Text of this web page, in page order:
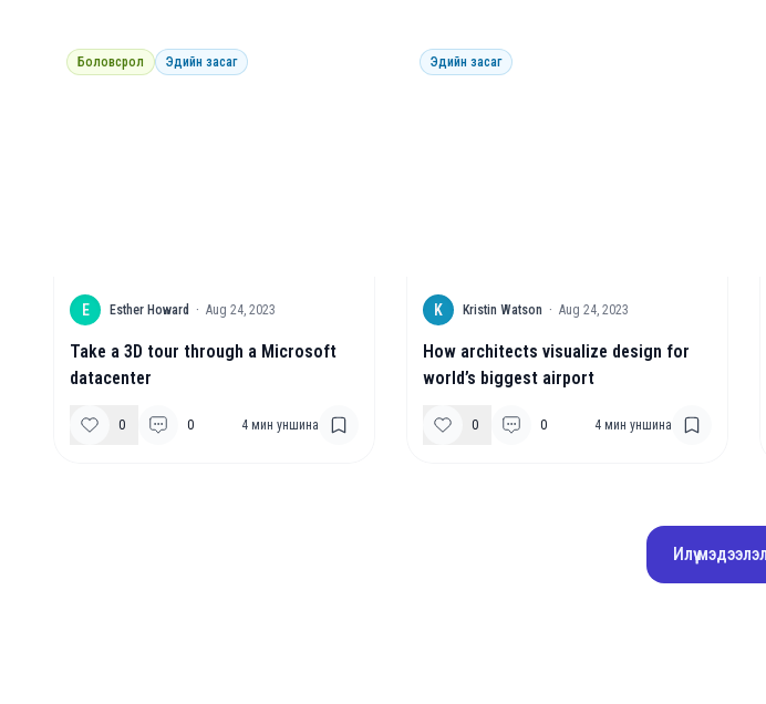
Боловсрол Эдийн засаг
E Esther Howard · Aug 24, 2023
Take a 3D tour through a Microsoft
datacenter
0 0 4 мин уншина
Эдийн засаг
K Kristin Watson · Aug 24, 2023
How architects visualize design for
world’s biggest airport
0 0 4 мин уншина
Илүү